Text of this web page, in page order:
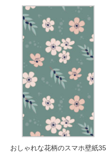
おしゃれな花柄のスマホ壁紙35